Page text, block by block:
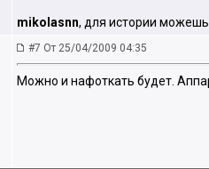
mikolasnn, для истории
#7 От 25/04/2009 04:35
Можно и нафоткать будет.